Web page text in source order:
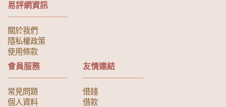
易評網資訊
關於我們
隱私權政策
使用條款
會員服務
常見問題
個人資料
友情連結
借錢
借款